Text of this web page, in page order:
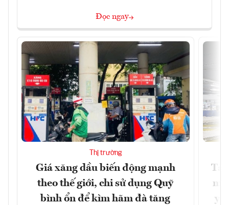
Đọc ngay
Thị trường
Giá xăng dầu biến động mạnh
theo thế giới, chi sử dụng Quỹ
bình ổn để kìm hãm đà tăng